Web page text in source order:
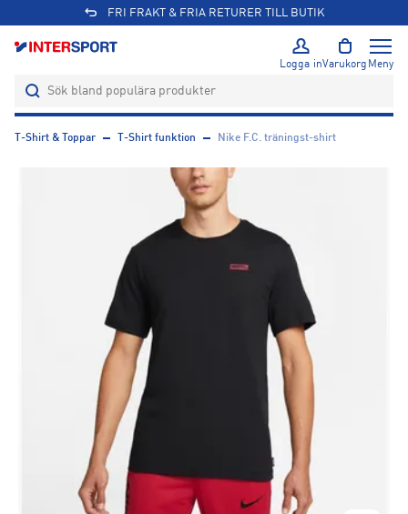
FRI FRAKT & FRIA RETURER TILL BUTIK
Logga inVarukorg Meny
T-Shirt & Toppar T-Shirt funktion Nike F.C. träningst-shirt